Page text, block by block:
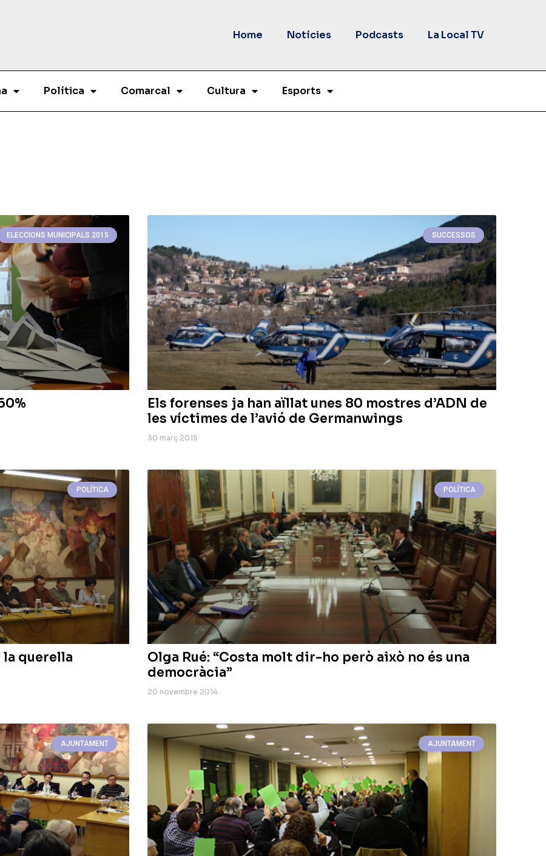
Home Notícies Podcasts La Local TV
Política Comarcal Cultura Esports
ELECCIONS MUNICIPALS 2015 SUCCESSOS
Els forenses ja han aïllat unes 80 mostres d’ADN de
les víctimes de l’avió de Germanwings
30 març 2015
POLÍTICA
querella
POLÍTICA
Olga Rué: “Costa molt dir-ho però això no és una
democràcia”
20 novembre 2014
AJUNTAMENT AJUNTAMENT